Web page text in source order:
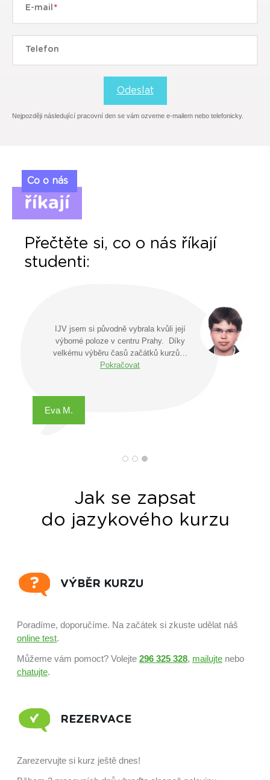
Co o nás
říkají
Přečtěte si, co o nás říkají
studenti:
IJV jsem si původně vybrala kvůli její
výborné poloze v centru Prahy. Díky
velkému výběru časů začátků kurzů…
Pokračovat
Eva M.
E-mail
Telefon
Odeslat
Nejpozději následující pracovní den se vám ozveme e-mailem nebo telefonicky.
Jak se zapsat
do jazykového kurzu
VÝBĚR KURZU
Poradíme, doporučíme. Na začátek si zkuste udělat náš
online test.
Můžeme vám pomoct? Volejte 296 325 328, mailujte nebo
chatujte.
REZERVACE
Zarezervujte si kurz ještě dnes!